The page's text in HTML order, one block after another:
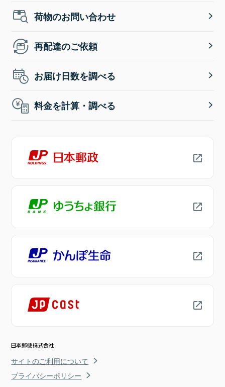
荷物のお問い合わせ
再配達のご依頼
お届け日数を調べる
料金を計算・調べる
サイトのご利用について
プライバシーポリシー